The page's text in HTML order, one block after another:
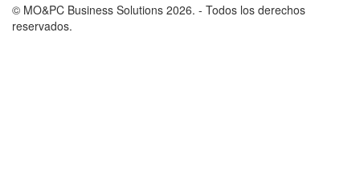
© MO&PC Business Solutions 2026. - Todos los derechos
reservados.